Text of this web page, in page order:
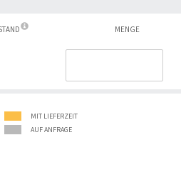
MENGE
MIT LIEFERZEIT
AUF ANFRAGE